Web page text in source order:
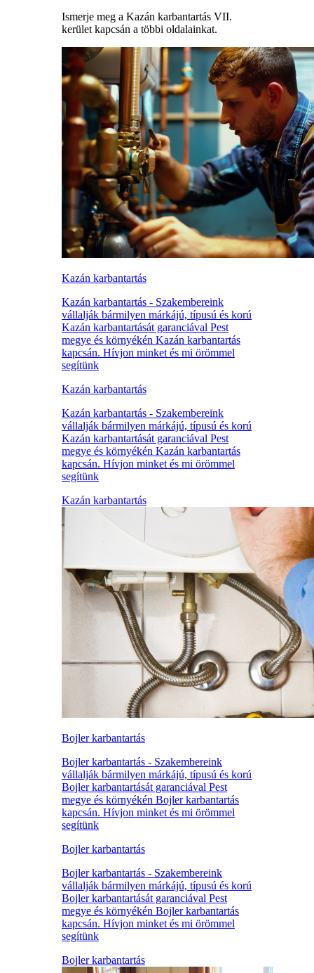
Ismerje meg a Kazán karbantartás VII.
kerület kapcsán a többi oldalainkat.
Kazán karbantartás
Kazán karbantartás - Szakembereink
vállalják bármilyen márkájú, típusú és korú
Kazán karbantartását garanciával Pest
megye és környékén Kazán karbantartás
kapcsán. Hívjon minket és mi örömmel
segítünk
Kazán karbantartás
Kazán karbantartás - Szakembereink
vállalják bármilyen márkájú, típusú és korú
Kazán karbantartását garanciával Pest
megye és környékén Kazán karbantartás
kapcsán. Hívjon minket és mi örömmel
segítünk
Kazán karbantartás
Bojler karbantartás
Bojler karbantartás - Szakembereink
vállalják bármilyen márkájú, típusú és korú
Bojler karbantartását garanciával Pest
megye és környékén Bojler karbantartás
kapcsán. Hívjon minket és mi örömmel
segítünk
Bojler karbantartás
Bojler karbantartás - Szakembereink
vállalják bármilyen márkájú, típusú és korú
Bojler karbantartását garanciával Pest
megye és környékén Bojler karbantartás
kapcsán. Hívjon minket és mi örömmel
segítünk
Bojler karbantartás